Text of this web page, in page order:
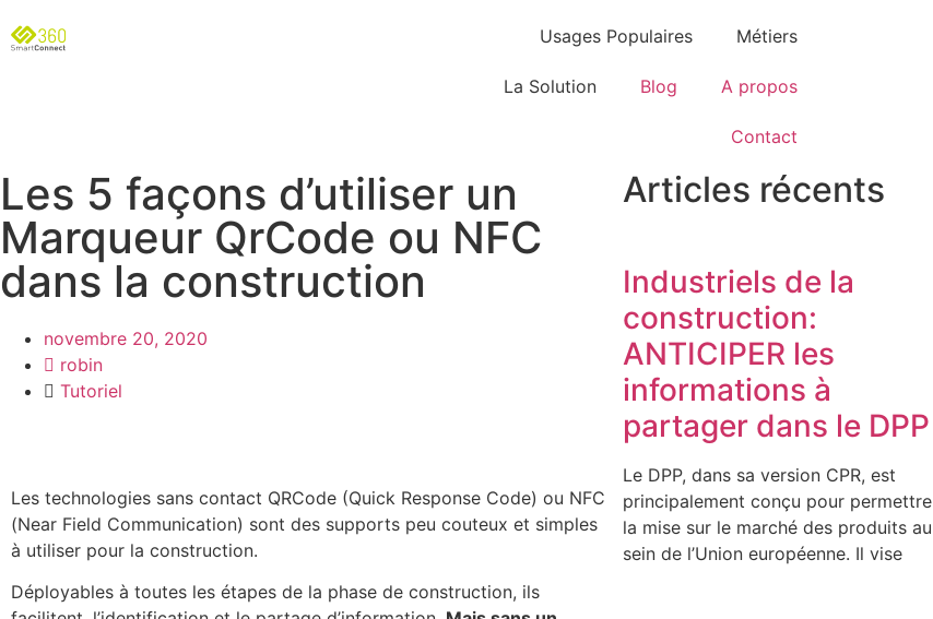
Usages Populaires Métiers
La Solution Blog A propos
Contact
Les 5 façons d’utiliser un
Marqueur QrCode ou NFC
dans la construction
novembre 20, 2020
robin
Tutoriel
Les technologies sans contact QRCode (Quick Response Code) ou NFC
(Near Field Communication) sont des supports peu couteux et simples
à utiliser pour la construction.
Déployables à toutes les étapes de la phase de construction, ils
Articles récents
Industriels de la
construction:
ANTICIPER les
informations à
partager dans le DPP
Le DPP, dans sa version CPR, est
principalement conçu pour permettre
la mise sur le marché des produits au
sein de l’Union européenne. Il vise